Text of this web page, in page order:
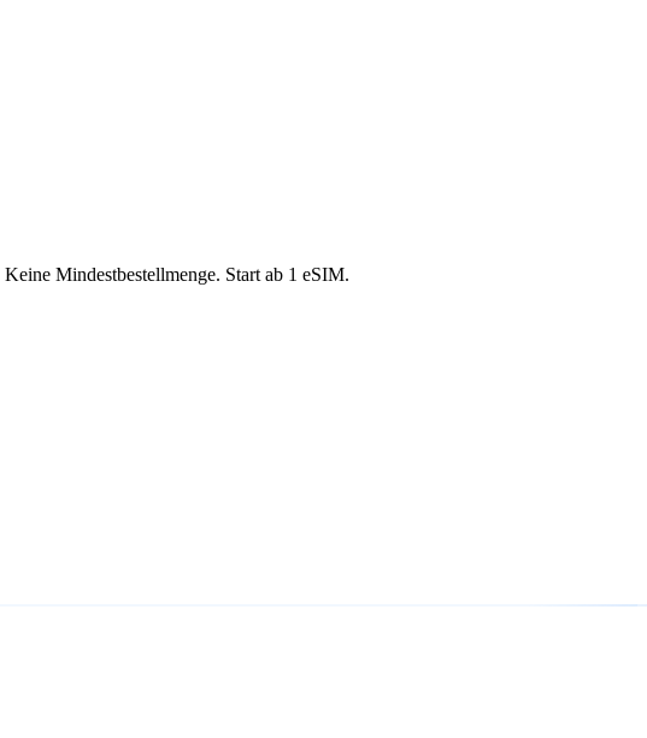
Keine Mindestbestellmenge. Start ab 1 eSIM.